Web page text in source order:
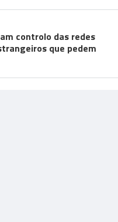
controlo das redes
que pedem